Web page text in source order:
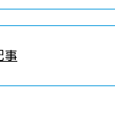
事